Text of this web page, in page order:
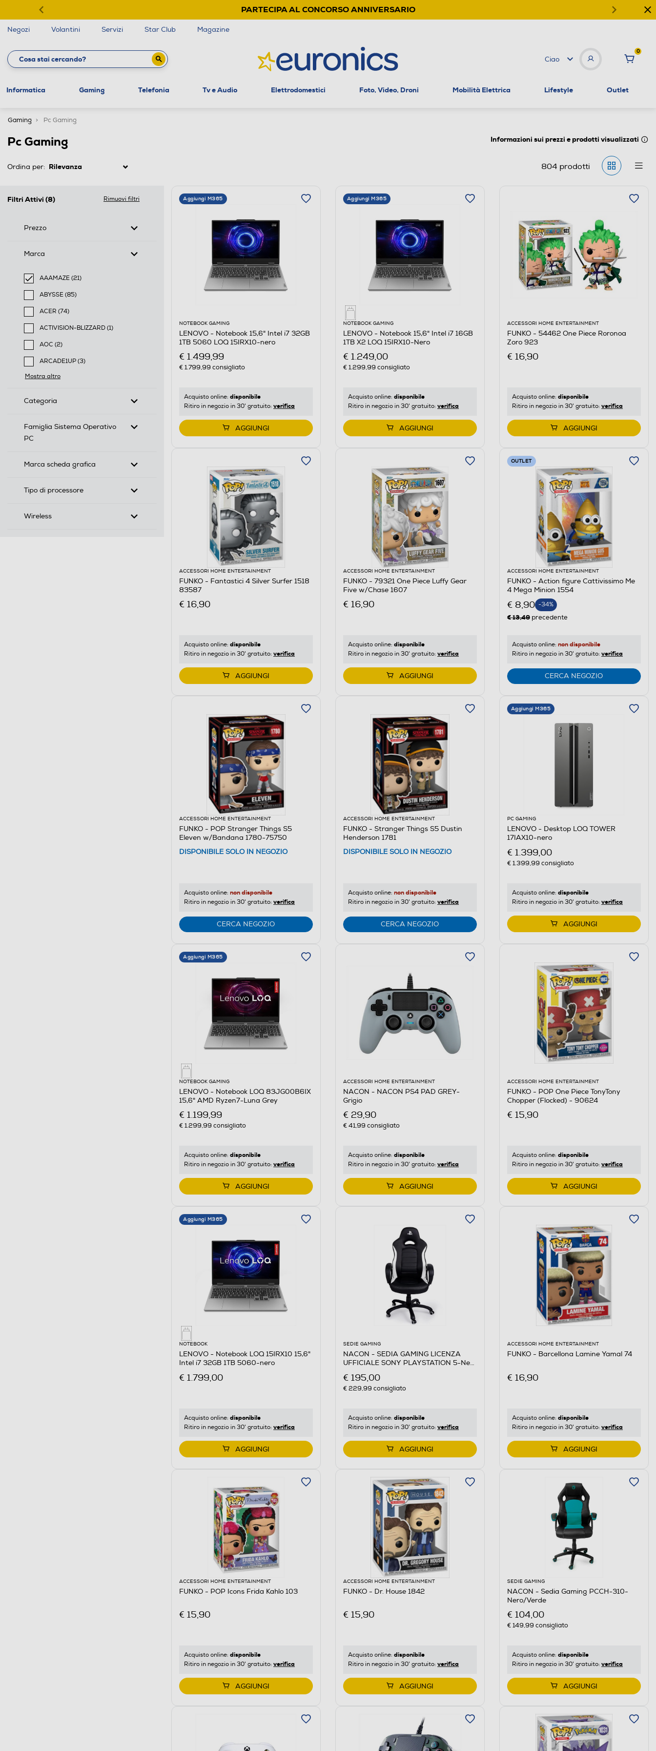
PARTECIPA AL CONCORSO ANNIVERSARIO
Negozi Volantini Servizi Star Club Magazine
Ciao
0
Informatica Gaming Telefonia Tv e Audio Elettrodomestici Foto, Video, Droni Mobilità Elettrica Lifestyle Outlet
Gaming Pc Gaming
Pc Gaming Informazioni sui prezzi e prodotti visualizzati
Ordina per: 804 prodotti
Filtri Attivi (8) Rimuovi filtri
Prezzo
Marca
AAAMAZE (21)
selected Filtro applicato per Marca: AAAMAZE
ABYSSE (85)
Filtra per Marca: ABYSSE
ACER (74)
Filtra per Marca: ACER
ACTIVISION-BLIZZARD (1)
Filtra per Marca: ACTIVISION-BLIZZARD
AOC (2)
Filtra per Marca: AOC
ARCADE1UP (3)
Filtra per Marca: ARCADE1UP
Mostra altro
Categoria
Famiglia Sistema Operativo
PC
Marca scheda grafica
Tipo di processore
Wireless
Aggiungi M365
NOTEBOOK GAMING
LENOVO - Notebook 15,6" Intel i7 32GB
1TB 5060 LOQ 15IRX10-nero
€ 1.499,99
€ 1.799,99 consigliato
Acquisto online: disponibile
Ritiro in negozio in 30' gratuito: verifica
AGGIUNGI
Aggiungi M365
NOTEBOOK GAMING
LENOVO - Notebook 15,6" Intel i7 16GB
1TB X2 LOQ 15IRX10-Nero
€ 1.249,00
€ 1.299,99 consigliato
Acquisto online: disponibile
Ritiro in negozio in 30' gratuito: verifica
AGGIUNGI
ACCESSORI HOME ENTERTAINMENT
FUNKO - 54462 One Piece Roronoa
Zoro 923
€ 16,90
Acquisto online: disponibile
Ritiro in negozio in 30' gratuito: verifica
AGGIUNGI
ACCESSORI HOME ENTERTAINMENT
FUNKO - Fantastici 4 Silver Surfer 1518
83587
€ 16,90
Acquisto online: disponibile
Ritiro in negozio in 30' gratuito: verifica
AGGIUNGI
ACCESSORI HOME ENTERTAINMENT
FUNKO - 79321 One Piece Luffy Gear
Five w/Chase 1607
€ 16,90
Acquisto online: disponibile
Ritiro in negozio in 30' gratuito: verifica
AGGIUNGI
OUTLET
ACCESSORI HOME ENTERTAINMENT
FUNKO - Action figure Cattivissimo Me
4 Mega Minion 1554
€ 8,90 -34%
€ 13,49precedente
Acquisto online: non disponibile
Ritiro in negozio in 30' gratuito: verifica
CERCA NEGOZIO
ACCESSORI HOME ENTERTAINMENT
FUNKO - POP Stranger Things S5
Eleven w/Bandana 1780-75750
DISPONIBILE SOLO IN NEGOZIO
Acquisto online: non disponibile
Ritiro in negozio in 30' gratuito: verifica
CERCA NEGOZIO
ACCESSORI HOME ENTERTAINMENT
FUNKO - Stranger Things S5 Dustin
Henderson 1781
DISPONIBILE SOLO IN NEGOZIO
Acquisto online: non disponibile
Ritiro in negozio in 30' gratuito: verifica
CERCA NEGOZIO
Aggiungi M365
PC GAMING
LENOVO - Desktop LOQ TOWER
17IAX10-nero
€ 1.399,00
€ 1.399,99 consigliato
Acquisto online: disponibile
Ritiro in negozio in 30' gratuito: verifica
AGGIUNGI
Aggiungi M365
NOTEBOOK GAMING
LENOVO - Notebook LOQ 83JG00B6IX
15,6" AMD Ryzen7-Luna Grey
€ 1.199,99
€ 1.299,99 consigliato
Acquisto online: disponibile
Ritiro in negozio in 30' gratuito: verifica
AGGIUNGI
ACCESSORI HOME ENTERTAINMENT
NACON - NACON PS4 PAD GREY-
Grigio
€ 29,90
€ 41,99 consigliato
Acquisto online: disponibile
Ritiro in negozio in 30' gratuito: verifica
AGGIUNGI
ACCESSORI HOME ENTERTAINMENT
FUNKO - POP One Piece TonyTony
Chopper (Flocked) - 90624
€ 15,90
Acquisto online: disponibile
Ritiro in negozio in 30' gratuito: verifica
AGGIUNGI
Aggiungi M365
NOTEBOOK
LENOVO - Notebook LOQ 15IRX10 15,6"
Intel i7 32GB 1TB 5060-nero
€ 1.799,00
Acquisto online: disponibile
Ritiro in negozio in 30' gratuito: verifica
AGGIUNGI
SEDIE GAMING
NACON - SEDIA GAMING LICENZA
UFFICIALE SONY PLAYSTATION 5-Nero
€ 195,00
€ 229,99 consigliato
Acquisto online: disponibile
Ritiro in negozio in 30' gratuito: verifica
AGGIUNGI
ACCESSORI HOME ENTERTAINMENT
FUNKO - Barcellona Lamine Yamal 74
€ 16,90
Acquisto online: disponibile
Ritiro in negozio in 30' gratuito: verifica
AGGIUNGI
ACCESSORI HOME ENTERTAINMENT
FUNKO - POP Icons Frida Kahlo 103
€ 15,90
Acquisto online: disponibile
Ritiro in negozio in 30' gratuito: verifica
AGGIUNGI
ACCESSORI HOME ENTERTAINMENT
FUNKO - Dr. House 1842
€ 15,90
Acquisto online: disponibile
Ritiro in negozio in 30' gratuito: verifica
AGGIUNGI
SEDIE GAMING
NACON - Sedia Gaming PCCH-310-
Nero/Verde
€ 104,00
€ 149,99 consigliato
Acquisto online: disponibile
Ritiro in negozio in 30' gratuito: verifica
AGGIUNGI